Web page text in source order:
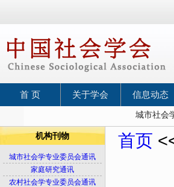
首 页 关于学会 信息动态
城市社会
机构刊物
城市社会学专业委员会通讯
家庭研究通讯
农村社会学专业委员会通讯
首页